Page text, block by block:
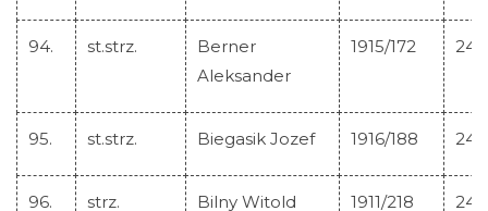
94. st.strz.
Berner
Aleksander
1915/172
95. st.strz. Biegasik Jozef 1916/188
96. strz. Bilny Witold 1911/218